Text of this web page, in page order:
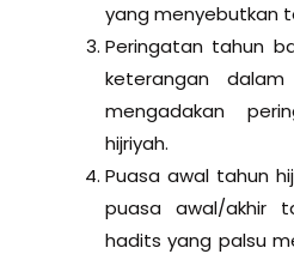
yang menyebutkan
Peringatan tahun
keterangan
mengadakan
hijriyah.
Puasa awal tahun
puasa awal/akhir
hadits yang palsu